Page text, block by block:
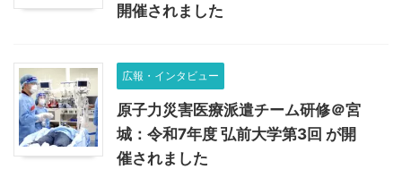
開催されました
広報・インタビュー
原子力災害医療派遣チーム研修＠宮
城：令和7年度 弘前大学第3回 が開
催されました